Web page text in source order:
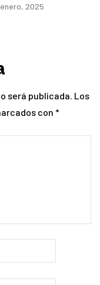
2025
será publicada. Los
con *